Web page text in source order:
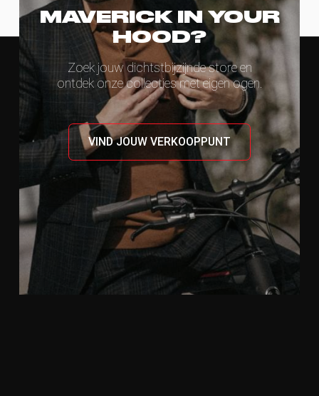
MAVERICK IN YOUR
HOOD?
Zoek jouw dichtstbijzijnde store en
ontdek onze collecties met eigen ogen.
VIND JOUW VERKOOPPUNT